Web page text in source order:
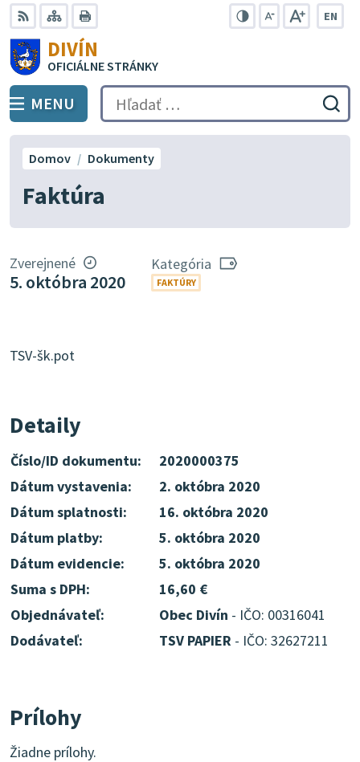
Preskočiť
na
obsah
RSS Mapa
EN
DIVÍN
OFICIÁLNE STRÁNKY
PREPNÚŤ
MENU Hľadať:
Faktúra
Domov Dokumenty
Zverejnené
5. októbra 2020
Kategória
FAKTÚRY
TSV-šk.pot
Detaily
Číslo/ID dokumentu:
2020000375
Dátum vystavenia:
2. októbra 2020
Dátum splatnosti:
16. októbra 2020
Dátum platby:
5. októbra 2020
Dátum evidencie:
5. októbra 2020
Suma s DPH:
16,60 €
Objednávateľ:
Obec Divín - IČO: 00316041
Dodávateľ:
TSV PAPIER - IČO: 32627211
Prílohy
Žiadne prílohy.